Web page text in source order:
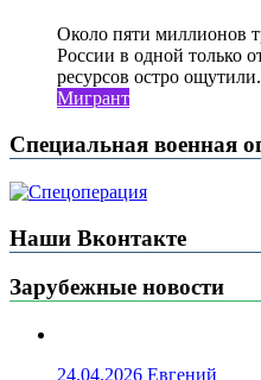
Около пяти миллионов
России в одной только
ресурсов остро
Мигрант
Специальная военная
Наши Вконтакте
Зарубежные новости
24.04.2026 Евгений